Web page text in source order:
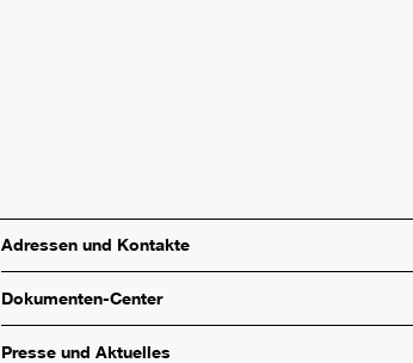
Adressen und Kontakte
Dokumenten-Center
Presse und Aktuelles